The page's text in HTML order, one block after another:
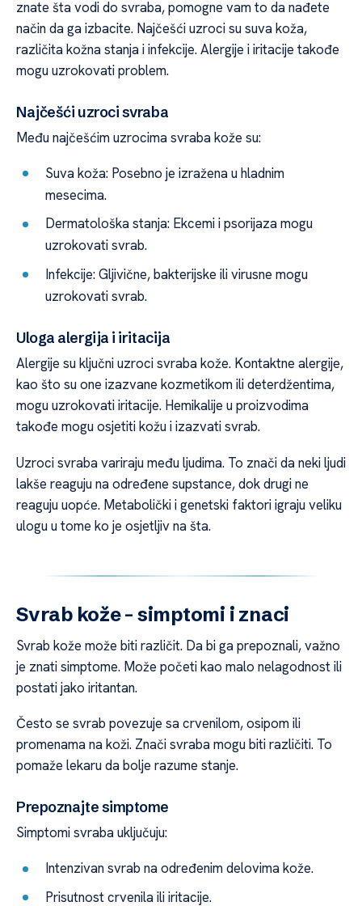
znate šta vodi do svraba, pomogne vam to da nađete
način da ga izbacite. Najčešći uzroci su suva koža,
različita kožna stanja i infekcije. Alergije i iritacije takođe
mogu uzrokovati problem.
Najčešći uzroci svraba
Među najčešćim uzrocima svraba kože su:
Suva koža: Posebno je izražena u hladnim
mesecima.
Dermatološka stanja: Ekcemi i psorijaza mogu
uzrokovati svrab.
Infekcije: Gljivične, bakterijske ili virusne mogu
uzrokovati svrab.
Uloga alergija i iritacija
Alergije su ključni uzroci svraba kože. Kontaktne alergije,
kao što su one izazvane kozmetikom ili deterdžentima,
mogu uzrokovati iritacije. Hemikalije u proizvodima
takođe mogu osjetiti kožu i izazvati svrab.
Uzroci svraba variraju među ljudima. To znači da neki ljudi
lakše reaguju na određene supstance, dok drugi ne
reaguju uopće. Metabolički i genetski faktori igraju veliku
ulogu u tome ko je osjetljiv na šta.
Svrab kože – simptomi i znaci
Svrab kože može biti različit. Da bi ga prepoznali, važno
je znati simptome. Može početi kao malo nelagodnost ili
postati jako iritantan.
Često se svrab povezuje sa crvenilom, osipom ili
promenama na koži. Znači svraba mogu biti različiti. To
pomaže lekaru da bolje razume stanje.
Prepoznajte simptome
Simptomi svraba uključuju:
Intenzivan svrab na određenim delovima kože.
Prisutnost crvenila ili iritacije.